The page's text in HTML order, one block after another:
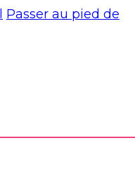
Passer au pied de